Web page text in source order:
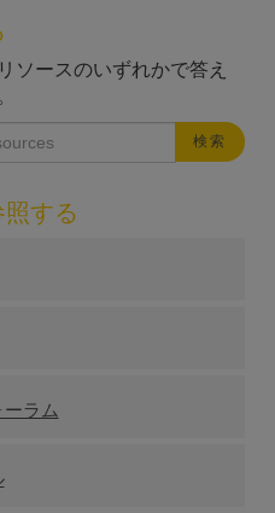
ソースのいずれかで答え
検索
する
ラム